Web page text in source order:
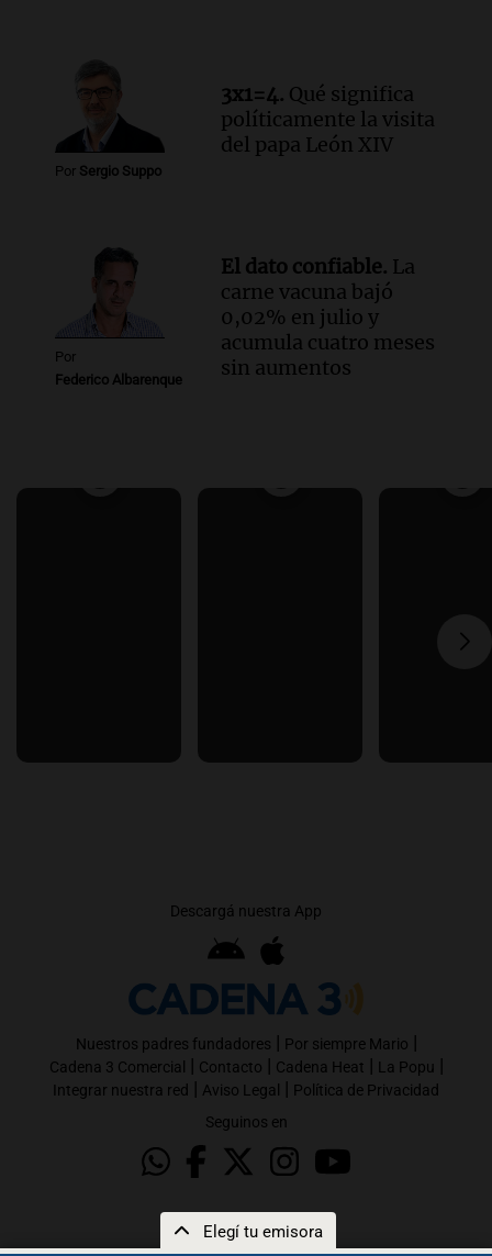
Elegí tu emisora
Por Sergio Suppo
3x1=4. Qué significa
políticamente la visita
del papa León XIV
Por
Federico Albarenque
El dato confiable. La
carne vacuna bajó
0,02% en julio y
acumula cuatro meses
sin aumentos
Descargá nuestra App
Nuestros padres fundadores | Por siempre Mario |
Cadena 3 Comercial | Contacto | Cadena Heat | La Popu |
Integrar nuestra red | Aviso Legal | Política de Privacidad
Seguinos en